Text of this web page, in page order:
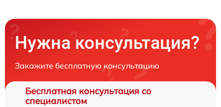
Нужна консультация?
Закажите бесплатную консультацию
Бесплатная консультация со
специалистом